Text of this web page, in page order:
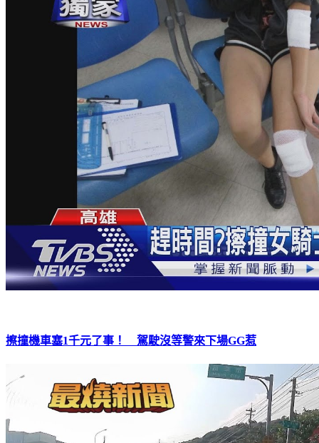
擦撞機車塞1千元了事！ 駕駛沒等警來下場GG惹